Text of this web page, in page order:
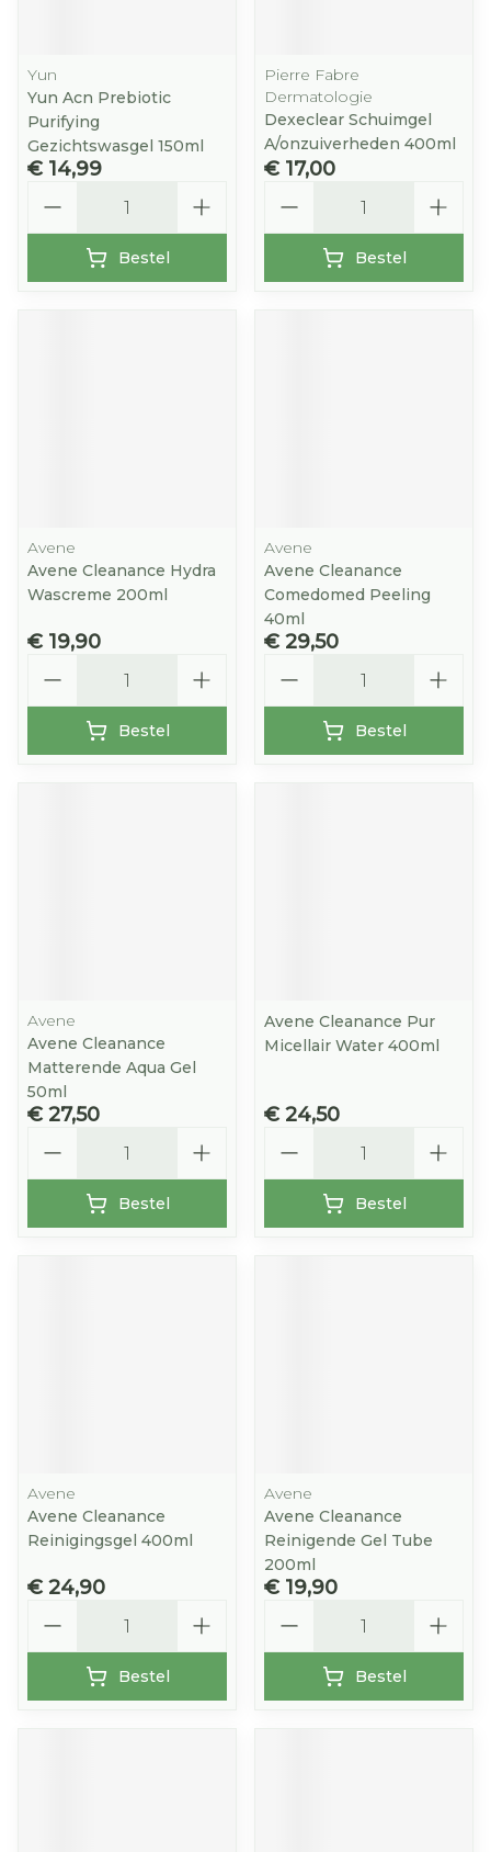
Yun
Yun Acn Prebiotic
Purifying
Gezichtswasgel 150ml
€ 14,99
Bestel
Pierre Fabre
Dermatologie
Dexeclear Schuimgel
A/onzuiverheden 400ml
€ 17,00
Bestel
Avene
Avene Cleanance Hydra
Wascreme 200ml
€ 19,90
Bestel
Avene
Avene Cleanance
Comedomed Peeling
40ml
€ 29,50
Bestel
Avene
Avene Cleanance
Matterende Aqua Gel
50ml
€ 27,50
Bestel
Avene Cleanance Pur
Micellair Water 400ml
€ 24,50
Bestel
Avene
Avene Cleanance
Reinigingsgel 400ml
€ 24,90
Bestel
Avene
Avene Cleanance
Reinigende Gel Tube
200ml
€ 19,90
Bestel